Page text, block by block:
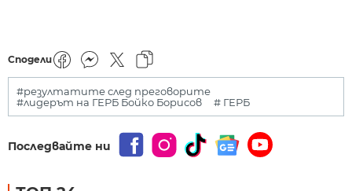
Сподели
#резултатите след преговорите
#лидерът на ГЕРБ Бойко Борисов
# ГЕРБ
Последвайте ни